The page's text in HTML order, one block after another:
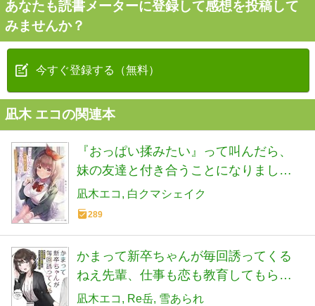
あなたも読書メーターに登録して感想を投稿して
みませんか？
今すぐ登録する（無料）
凪木 エコの関連本
『おっぱい揉みたい』って叫んだら、
妹の友達と付き合うことになりまし
た。 (角川スニーカー文庫)
凪木エコ 白クマシェイク
289
かまって新卒ちゃんが毎回誘ってくる
ねえ先輩、仕事も恋も教育してもらっ
ていいですか? (ファンタジア文庫)
凪木エコ Re岳 雪あられ